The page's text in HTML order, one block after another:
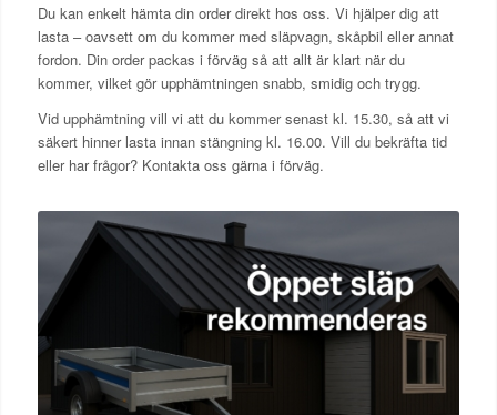
Du kan enkelt hämta din order direkt hos oss. Vi hjälper dig att
lasta – oavsett om du kommer med släpvagn, skåpbil eller annat
fordon. Din order packas i förväg så att allt är klart när du
kommer, vilket gör upphämtningen snabb, smidig och trygg.
Vid upphämtning vill vi att du kommer senast kl. 15.30, så att vi
säkert hinner lasta innan stängning kl. 16.00. Vill du bekräfta tid
eller har frågor? Kontakta oss gärna i förväg.